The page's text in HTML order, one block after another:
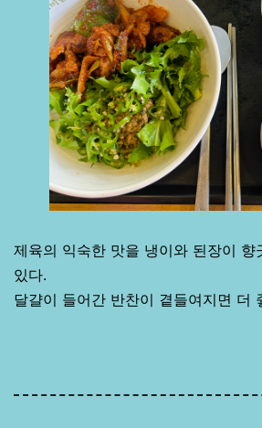
제육의 익숙한 맛을 냉이와 된장이 향
있다.
달걀이 들어간 반찬이 곁들여지면 더